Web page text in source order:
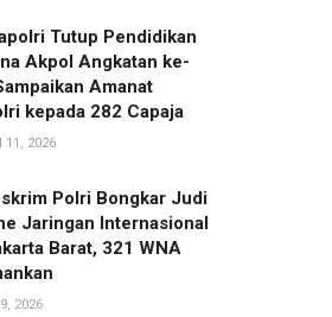
Tutup Pendidikan
Akpol Angkatan ke-
Amanat
kepada 282 Capaja
11, 2026
Polri Bongkar Judi
Jaringan Internasional
Barat, 321 WNA
2026